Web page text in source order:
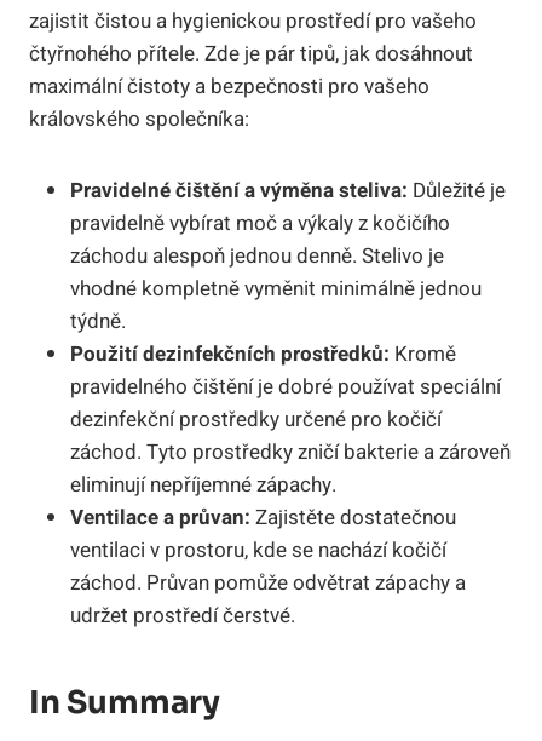
zajistit čistou a hygienickou prostředí pro vašeho
čtyřnohého přítele. Zde je pár tipů, jak dosáhnout
maximální čistoty a bezpečnosti pro vašeho
královského společníka:
Pravidelné čištění a výměna steliva: Důležité je
pravidelně vybírat moč a výkaly z kočičího
záchodu alespoň jednou denně. Stelivo je
vhodné kompletně vyměnit minimálně jednou
týdně.
Použití dezinfekčních prostředků: Kromě
pravidelného čištění je dobré používat speciální
dezinfekční prostředky určené pro kočičí
záchod. Tyto prostředky zničí bakterie a zároveň
eliminují nepříjemné zápachy.
Ventilace a průvan: Zajistěte dostatečnou
ventilaci v prostoru, kde se nachází kočičí
záchod. Průvan pomůže odvětrat zápachy a
udržet prostředí čerstvé.
In Summary